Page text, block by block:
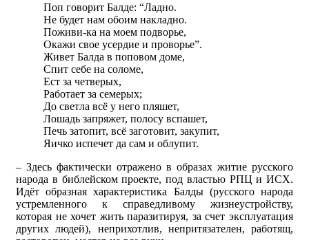
Поп говорит Балде: “Ладно.
Не будет нам обоим накладно.
Поживи-ка на моем подворье,
Окажи свое усердие и проворье”.
Живет Балда в поповом доме,
Спит себе на соломе,
Ест за четверых,
Работает за семерых;
До светла всё у него пляшет,
Лошадь запряжет, полосу вспашет,
Печь затопит, всё заготовит, закупит,
Яичко испечет да сам и облупит.
– Здесь фактически отражено в образах житие русского
народа в библейском проекте, под властью РПЦ и ИСХ.
Идёт образная характеристика Балды (русского народа
устремленного к справедливому жизнеустройству,
которая не хочет жить паразитируя, за счет эксплуатация
других людей), неприхотлив, непритязателен, работящ,